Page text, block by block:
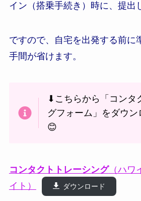
イン（搭乗手続き）時に、提出
ですので、自宅を出発する前に
手間が省けます。
⬇こちらから「コンタ
グフォーム」をダウ
😊
コンタクトトレーシング（ハワ
イト）
ダウンロード